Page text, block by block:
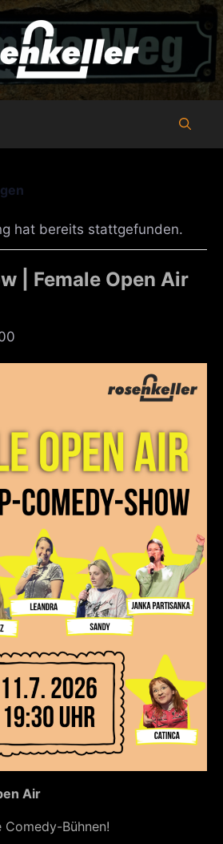
hat bereits stattgefunden.
| Female Open Air
Air
Comedy-Bühnen!